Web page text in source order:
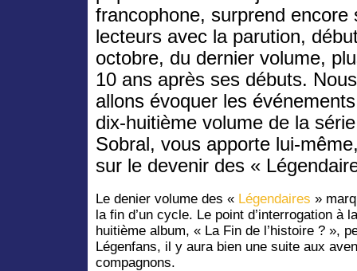
francophone, surprend encore
lecteurs avec la parution,
octobre, du dernier volume,
10 ans après ses débuts. Nous
allons évoquer les
dix-huitième volume de la
Sobral, vous apporte lui-
sur le devenir des «
Le denier volume des « Légendaires »
la fin d’un cycle. Le point d’interrogation à
huitième album, « La Fin de l’histoire ? »,
Légenfans, il y aura bien une suite aux
compagnons.